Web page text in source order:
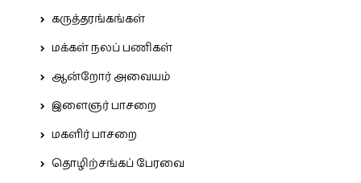
கருத்தரங்கங்கள்
மக்கள் நலப் பணிகள்
ஆன்றோர் அவையம்
இளைஞர் பாசறை
மகளிர் பாசறை
தொழிற்சங்கப் பேரவை